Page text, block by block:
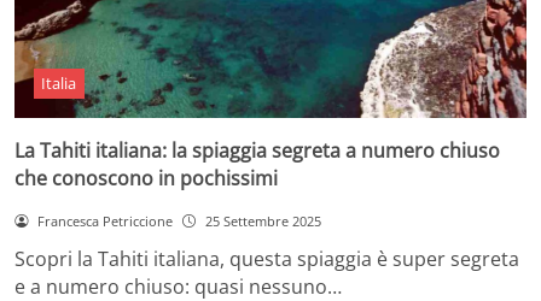
Italia
La Tahiti italiana: la spiaggia segreta a numero chiuso
che conoscono in pochissimi
Francesca Petriccione 25 Settembre 2025
Scopri la Tahiti italiana, questa spiaggia è super segreta
e a numero chiuso: quasi nessuno…